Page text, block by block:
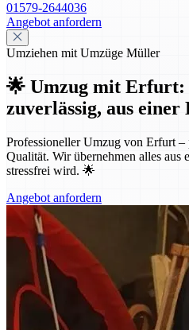
01579-2644036
Angebot anfordern
Umziehen mit Umzüge Müller
🌟 Umzug mit Erfurt:
zuverlässig, aus einer
Professioneller Umzug von Erfurt
Qualität. Wir übernehmen alles
stressfrei wird. 🌟
Angebot anfordern